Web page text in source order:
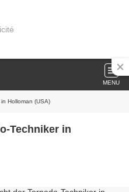
MENU
Holloman (USA)
Techniker in